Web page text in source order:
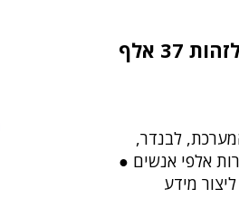
דיווח: מערכת AI שימשה את צה"ל לזהות 37 אלף
לבנדר,
אלפי אנשים ●
מידע